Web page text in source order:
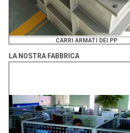
CARRI ARMATI DEI PP
LA NOSTRA FABBRICA